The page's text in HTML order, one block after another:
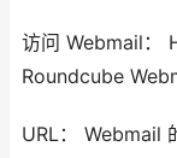
访问 Webmail：
Roundcube
URL： Webmail